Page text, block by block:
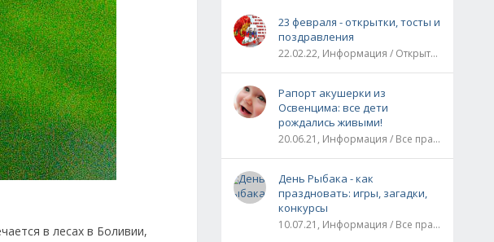
в лесах в Боливии,
23 февраля - открытки, тосты и
поздравления
22.02.22, Информация / Открытки / Все праздники
Рапорт акушерки из
Освенцима: все дети
рождались живыми!
20.06.21, Информация / Все праздники / Рассказы и истории
День Рыбака - как
праздновать: игры, загадки,
конкурсы
10.07.21, Информация / Все праздники